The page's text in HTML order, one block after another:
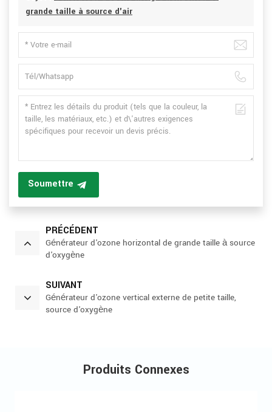
grande taille à source d'air
Soumettre
PRÉCÉDENT
Générateur d'ozone horizontal de grande taille à source
d'oxygène
SUIVANT
Générateur d'ozone vertical externe de petite taille,
source d'oxygène
Produits Connexes